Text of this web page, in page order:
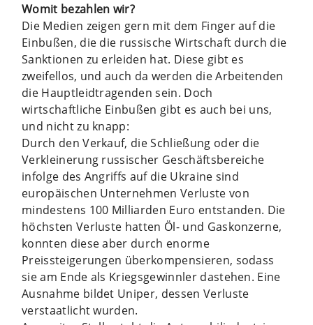
Womit bezahlen wir?
Die Medien zeigen gern mit dem Finger auf die
Einbußen, die die russische Wirtschaft durch die
Sanktionen zu erleiden hat. Diese gibt es
zweifellos, und auch da werden die Arbeitenden
die Hauptleidtragenden sein. Doch
wirtschaftliche Einbußen gibt es auch bei uns,
und nicht zu knapp:
Durch den Verkauf, die Schließung oder die
Verkleinerung russischer Geschäftsbereiche
infolge des Angriffs auf die Ukraine sind
europäischen Unternehmen Verluste von
mindestens 100 Milliarden Euro entstanden. Die
höchsten Verluste hatten Öl- und Gaskonzerne,
konnten diese aber durch enorme
Preissteigerungen überkompensieren, sodass
sie am Ende als Kriegsgewinnler dastehen. Eine
Ausnahme bildet Uniper, dessen Verluste
verstaatlicht wurden.